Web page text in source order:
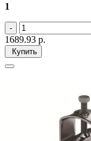
1
1689.93 р.
Купить